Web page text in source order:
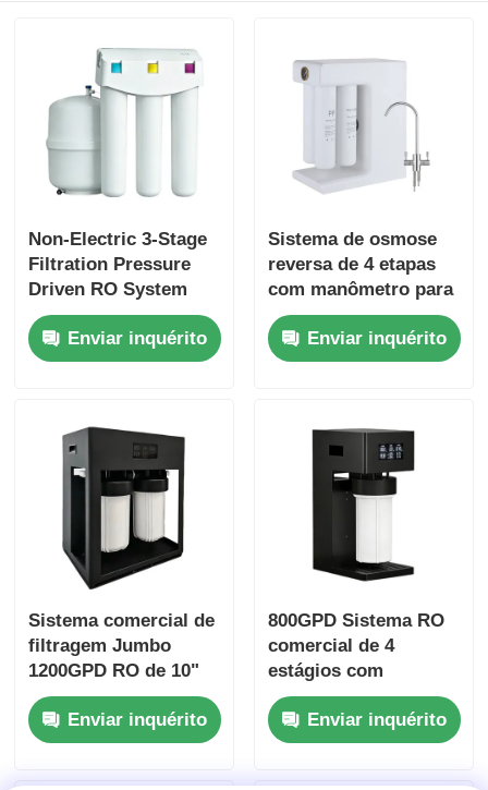
Non-Electric 3-Stage
Filtration Pressure
Driven RO System
Water Filter with
Pressure Tank
Enviar inquérito
Sistema de osmose
reversa de 4 etapas
com manômetro para
uso doméstico e
comercialEnviar inquérito
Sistema comercial de
filtragem Jumbo
1200GPD RO de 10"
com lembrete de
filtro para uso
comercial e
Enviar inquérito
800GPD Sistema RO
comercial de 4
estágios com
lembrete de filtro
para uso em
escritório
Enviar inquérito